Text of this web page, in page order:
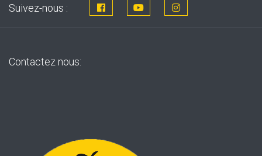
Suivez-nous :
Contactez nous: